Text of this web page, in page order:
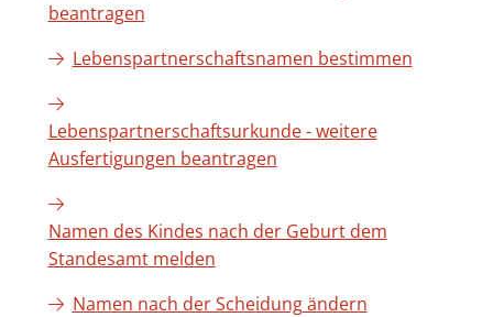
beantragen
Lebenspartnerschaftsnamen bestimmen
Lebenspartnerschaftsurkunde - weitere
Ausfertigungen beantragen
Namen des Kindes nach der Geburt dem
Standesamt melden
Namen nach der Scheidung ändern